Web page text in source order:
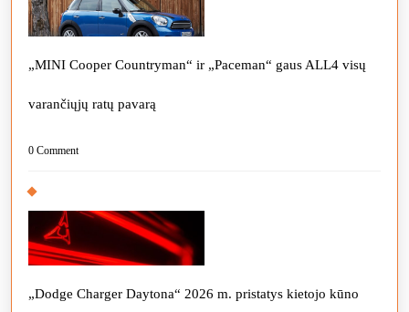
„MINI Cooper Countryman“ ir „Paceman“ gaus ALL4 visų
varančiųjų ratų pavarą
0 Comment
„Dodge Charger Daytona“ 2026 m. pristatys kietojo kūno